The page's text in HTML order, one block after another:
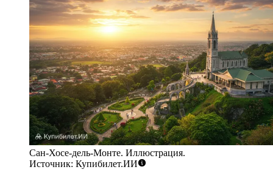
Сан-Хосе-дель-Монте. Иллюстрация.
Источник: Купибилет.ИИ